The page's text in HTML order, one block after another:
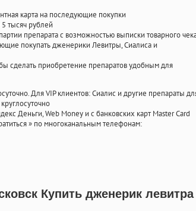
карта на последующие покупки
тысяч рублей
препарата с возможностью выписки товарного
покупать дженерики Левитры, Сиалиса и
сделать приобретение препаратов удобным для
Для VIP клиентов: Сиалис и другие препараты
Деньги, Web Money и с банковских карт Master Card
» по многоканальным телефонам:
Купить дженерик левитра